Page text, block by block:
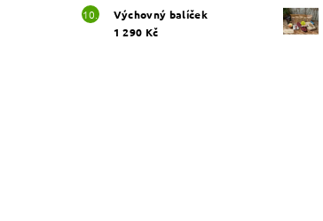
Výchovný balíček
1 290 Kč